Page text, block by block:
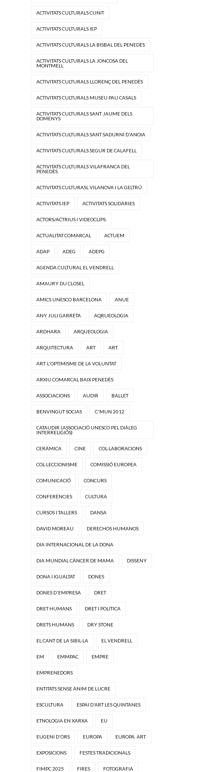
ACTIVITATS CULTURALS CUNIT
ACTIVITATS CULTURALS IEP
ACTIVITATS CULTURALS LA BISBAL DEL PENEDÈS
ACTIVITATS CULTURALS LA JONCOSA DEL
MONTMELL
ACTIVITATS CULTURALS LLORENÇ DEL PENEDÈS
ACTIVITATS CULTURALS MUSEU PAU CASALS
ACTIVITATS CULTURALS SANT JAUME DELS
DOMENYS
ACTIVITATS CULTURALS SANT SADURNÍ D'ANOIA
ACTIVITATS CULTURALS SEGUR DE CALAFELL
ACTIVITATS CULTURALS VILAFRANCA DEL
PENEDÈS
ACTIVITATS CULTURASL VILANOVA I LA GELTRÚ
ACTIVITATS IEP ACTIVITATS SOLIDÀRIES
ACTORS/ACTRIUS I VIDEOCLIPS.
ACTUALITAT COMARCAL ACTUEM
ADAP ADEG ADEPG
AGENDA CULTURAL EL VENDRELL
AMAURY DU CLOSEL
AMICS UNESCO BARCELONA ANUE
ANY JULI GARRETA AQRUEOLOGIA
ARDHARA ARQUEOLOGIA
ARQUITECTURA ART ART.
ART. L'OPTIMISME DE LA VOLUNTAT
ARXIU COMARCAL BAIX PENEDÈS
ASSOCIACIONS AUDIR BALLET
BENVINGUT SOCIAS C'MUN 2012
CATAUDIR (ASSOCIACIÓ UNESCO PEL DIÀLEG
INTERRELIGIÓS)
CERÀMICA CINE COL·LABORACIONS
COL·LECCIONISME COMISSIÓ EUROPEA
COMUNICACIÓ CONCURS
CONFERÈNCIES CULTURA
CURSOS I TALLERS DANSA
DAVID MOREAU DERECHOS HUMANOS
DIA INTERNACIONAL DE LA DONA
DIA MUNDIAL CÀNCER DE MAMA DISSENY
DONA I IGUALTAT DONES
DONES D'EMPRESA DRET
DRET HUMANS DRET I POLÍTICA
DRETS HUMANS DRY STONE
EL CANT DE LA SIBIL·LA EL VENDRELL
EM EMMPAC EMPRE
EMPRENEDORS
ENTITATS SENSE ÀNIM DE LUCRE
ESCULTURA ESPAI D'ART LES QUINTANES
ETNOLOGIA EN XARXA EU
EUGENI D'ORS EUROPA EUROPA. ART.
EXPOSICIONS FESTES TRADICIONALS
FIMPC 2025 FIRES FOTOGRAFIA